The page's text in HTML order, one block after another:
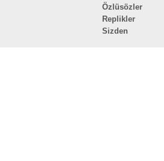
Özlüsözler
Replikler
Sizden